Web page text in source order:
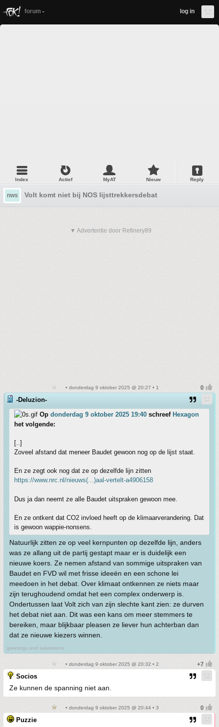
forum log in
Index Actief MyAT Nieuw Reply
nws Volt komt niet bij NOS lijsttrekkersdebat
▼ Advertentie door Refinery89
• donderdag 9 oktober 2025 @ 20:27 • 1
-Deluzion-
Op donderdag 9 oktober 2025 19:40 schreef Hexagon
het volgende:
[..]
Zoveel afstand dat meneer Baudet gewoon nog op de lijst staat.
En ze zegt ook nog dat ze op dezelfde lijn zitten
https://www.nrc.nl/nieuws(...)aal-vertelt-a4906158
Dus ja dan neemt ze alle Baudet uitspraken gewoon mee.
En ze ontkent dat CO2 invloed heeft op de klimaarverandering. Dat
is gewoon wappie-nonsens.
Natuurlijk zitten ze op veel kernpunten op dezelfde lijn, anders
was ze allang uit de partij gestapt maar er is duidelijk een
nieuwe koers. Ze nemen afstand van sommige uitspraken van
Baudet en FVD wil met frisse ideeën en een schone lei
meedoen in het debat. Over klimaat ontkennen ze niets maar
zijn terughoudend omdat het een complex onderwerp is.
Ondertussen laat Volt zich van zijn slechte kant zien: ze durven
het debat niet aan. Dit was een kans om meer stemmers te
bereiken, maar blijkbaar pleasen ze liever hun achterban dan
dat ze nieuwe kiezers winnen.
greetings and salutations
• donderdag 9 oktober 2025 @ 20:32 • 2
Socios
Ze kunnen de spanning niet aan.
• donderdag 9 oktober 2025 @ 20:44 • 3
Puzzie